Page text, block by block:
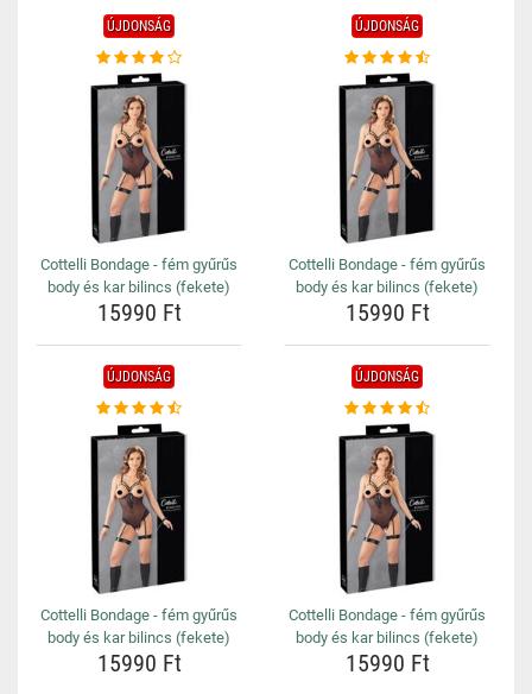
ÚJDONSÁG
Cottelli Bondage - fém gyűrűs
body és kar bilincs (fekete)
15990 Ft
ÚJDONSÁG
Cottelli Bondage - fém gyűrűs
body és kar bilincs (fekete)
15990 Ft
ÚJDONSÁG
Cottelli Bondage - fém gyűrűs
body és kar bilincs (fekete)
15990 Ft
ÚJDONSÁG
Cottelli Bondage - fém gyűrűs
body és kar bilincs (fekete)
15990 Ft